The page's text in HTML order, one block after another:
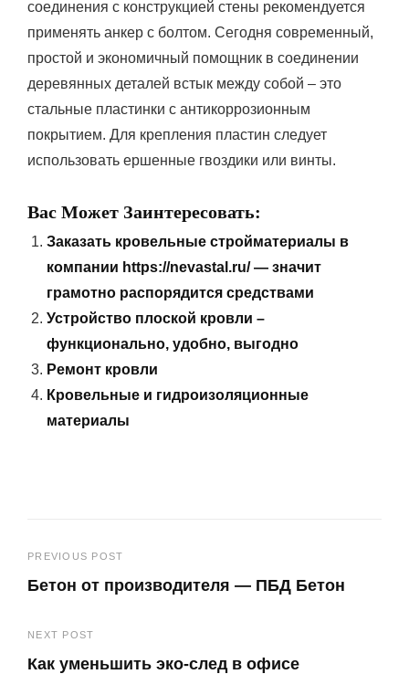
соединения с конструкцией стены рекомендуется
применять анкер с болтом. Сегодня современный,
простой и экономичный помощник в соединении
деревянных деталей встык между собой – это
стальные пластинки с антикоррозионным
покрытием. Для крепления пластин следует
использовать ершенные гвоздики или винты.
Вас Может Заинтересовать:
Заказать кровельные стройматериалы в
компании https://nevastal.ru/ — значит
грамотно распорядится средствами
Устройство плоской кровли –
функционально, удобно, выгодно
Ремонт кровли
Кровельные и гидроизоляционные
материалы
Навигация
по
записям
PREVIOUS POST
Бетон от производителя — ПБД Бетон
Post
NEXT POST
Как уменьшить эко-след в офисе